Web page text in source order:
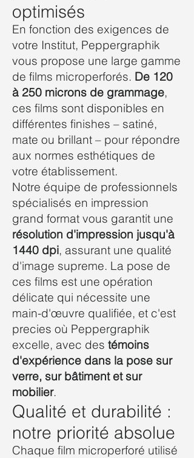
optimisés
En fonction des exigences de
votre Institut, Peppergraphik
vous propose une large gamme
de films microperforés. De 120
à 250 microns de grammage,
ces films sont disponibles en
différentes finishes – satiné,
mate ou brillant – pour répondre
aux normes esthétiques de
votre établissement.
Notre équipe de professionnels
spécialisés en impression
grand format vous garantit une
résolution d'impression jusqu'à
1440 dpi, assurant une qualité
d'image supreme. La pose de
ces films est une opération
délicate qui nécessite une
main-d'œuvre qualifiée, et c'est
precies où Peppergraphik
excelle, avec des témoins
d'expérience dans la pose sur
verre, sur bâtiment et sur
mobilier.
Qualité et durabilité :
notre priorité absolue
Chaque film microperforé utilisé